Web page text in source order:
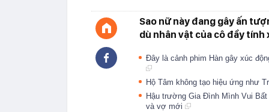
Sao nữ này đang gây ấn
dù nhân vật của cô đầy tính
Đây là cảnh phim Hàn gây xúc
Hộ Tâm không tạo hiệu ứng như
Hậu trường Gia Đình Mình Vui
và vợ mới